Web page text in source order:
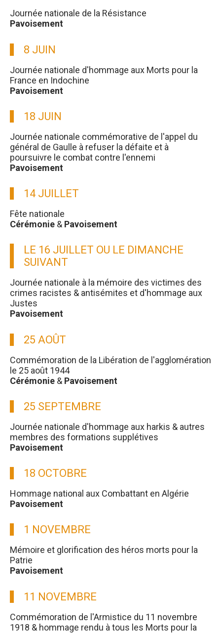
Journée nationale de la Résistance
Pavoisement
8 JUIN
Journée nationale d'hommage aux Morts pour la
France en Indochine
Pavoisement
18 JUIN
Journée nationale commémorative de l'appel du
général de Gaulle à refuser la défaite et à
poursuivre le combat contre l'ennemi
Pavoisement
14 JUILLET
Fête nationale
Cérémonie & Pavoisement
LE 16 JUILLET OU LE DIMANCHE
SUIVANT
Journée nationale à la mémoire des victimes des
crimes racistes & antisémites et d'hommage aux
Justes
Pavoisement
25 AOÛT
Commémoration de la Libération de l'agglomération
le 25 août 1944
Cérémonie & Pavoisement
25 SEPTEMBRE
Journée nationale d'hommage aux harkis & autres
membres des formations supplétives
Pavoisement
18 OCTOBRE
Hommage national aux Combattant en Algérie
Pavoisement
1 NOVEMBRE
Mémoire et glorification des héros morts pour la
Patrie
Pavoisement
11 NOVEMBRE
Commémoration de l'Armistice du 11 novembre
1918 & hommage rendu à tous les Morts pour la